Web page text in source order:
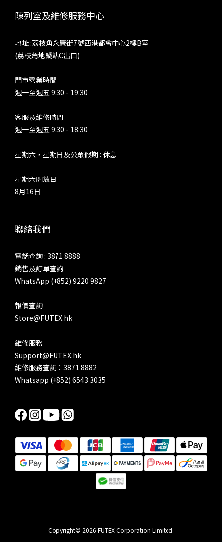
陳列室及維修服務中心
地址 :荔枝角永康街7號西港都會中心2樓B室
(荔枝角地鐵站C出口)
門市營業時間
週一至週五 9:30 - 19:30
客服及維修時間
週一至週五 9:30 - 18:30
星期六，星期日及公眾假期 : 休息
星期六開放日
8月16日
聯絡我們
電話查詢 : 3871 8888
銷售及訂單查詢
WhatsApp (+852) 9220 9827
報價查詢
Store@FUTEX.hk
維修服務
Support@FUTEX.hk
維修服務查詢：3871 8882
Whatsapp (+852) 6543 3035
Copyright© 2026 FUTEX Corporation Limited